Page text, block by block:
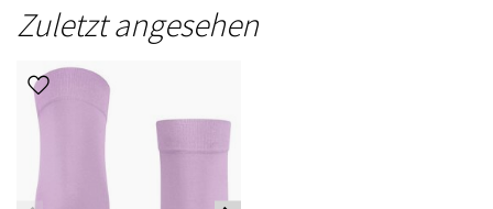
Zuletzt angesehen